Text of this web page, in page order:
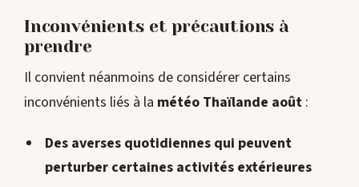
Inconvénients et précautions à
prendre
Il convient néanmoins de considérer certains
inconvénients liés à la météo Thaïlande août :
Des averses quotidiennes qui peuvent
perturber certaines activités extérieures